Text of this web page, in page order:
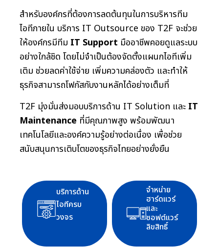
สำหรับองค์กรที่ต้องการลดต้นทุนในการบริหารทีม
ไอทีภายใน บริการ IT Outsource ของ T2F จะช่วย
ให้องค์กรมีทีม IT Support มืออาชีพคอยดูแลระบบ
อย่างใกล้ชิด โดยไม่จำเป็นต้องจัดตั้งแผนกไอทีเพิ่ม
เติม ช่วยลดค่าใช้จ่าย เพิ่มความคล่องตัว และทำให้
ธุรกิจสามารถโฟกัสกับงานหลักได้อย่างเต็มที่
T2F มุ่งมั่นส่งมอบบริการด้าน IT Solution และ IT
Maintenance ที่มีคุณภาพสูง พร้อมพัฒนา
เทคโนโลยีและองค์ความรู้อย่างต่อเนื่อง เพื่อช่วย
สนับสนุนการเติบโตของธุรกิจไทยอย่างยั่งยืน
บริการด้าน
ไอทีครบ
วงจร
จำหน่าย
ฮาร์ดแวร์
และ
ซอฟต์แวร์
ลิขสิทธิ์